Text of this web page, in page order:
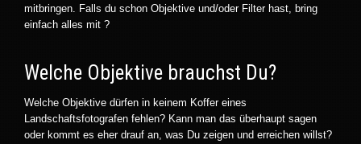
mitbringen. Falls du schon Objektive und/oder Filter hast, bring
einfach alles mit ?
Welche Objektive brauchst Du?
Welche Objektive dürfen in keinem Koffer eines
Landschaftsfotografen fehlen? Kann man das überhaupt sagen
oder kommt es eher drauf an, was Du zeigen und erreichen willst?